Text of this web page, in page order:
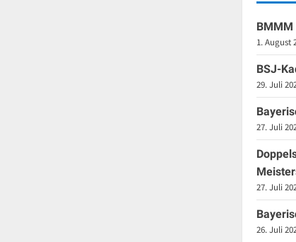
1. August
BSJ-
29. Juli
27. Juli
27. Juli
26. Juli